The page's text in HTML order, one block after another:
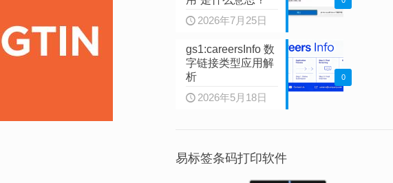
2026年7月25日
0
gs1:careersInfo 数
字链接类型应用解
析
2026年5月18日
易标签条码打印软件